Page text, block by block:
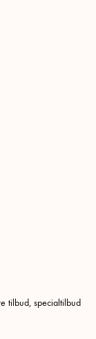
tilbud, specialtilbud